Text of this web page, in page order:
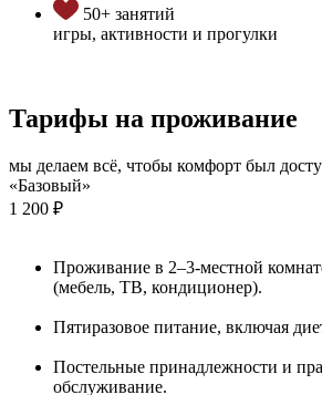
50+ занятий
игры, активности и прогулки
Тарифы на проживание
мы делаем всё, чтобы комфорт был
«Базовый»
1 200 ₽
Проживание в 2–3-местной
(мебель, ТВ, кондиционер).
Пятиразовое питание, включая
Постельные принадлежности и
обслуживание.